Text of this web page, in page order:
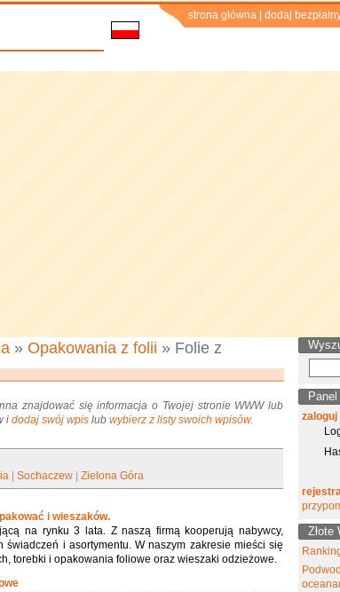
strona główna dodaj
» Opakowania z folii » Folie z
znajdować się informacja o Twojej stronie WWW lub
i dodaj swój wpis lub wybierz z listy swoich wpisów.
|Sochaczew |Zielona Góra
i wieszaków.
na rynku 3 lata. Z naszą firmą kooperują nabywcy,
świadczeń i asortymentu. W naszym zakresie mieści się
torebki i opakowania foliowe oraz wieszaki odzieżowe.
zaloguj
Złote